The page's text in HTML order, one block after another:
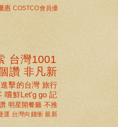
惠 COSTCO會員優
台灣1001
讚 非凡新
進擊的台灣 旅行
嚐鮮Let'g go 記
明星開餐廳 不推
運 台灣向錢衝 最新